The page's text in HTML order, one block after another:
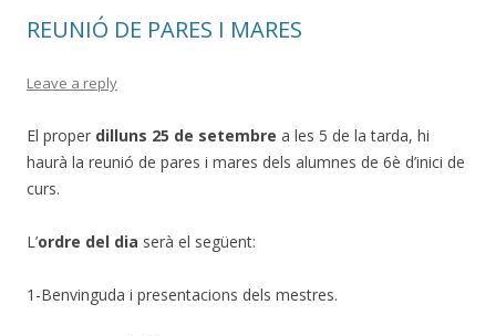
REUNIÓ DE PARES I MARES
Leave a reply
El proper dilluns 25 de setembre a les 5 de la tarda, hi
haurà la reunió de pares i mares dels alumnes de 6è d’inici de
curs.
L’ordre del dia serà el següent:
1-Benvinguda i presentacions dels mestres.